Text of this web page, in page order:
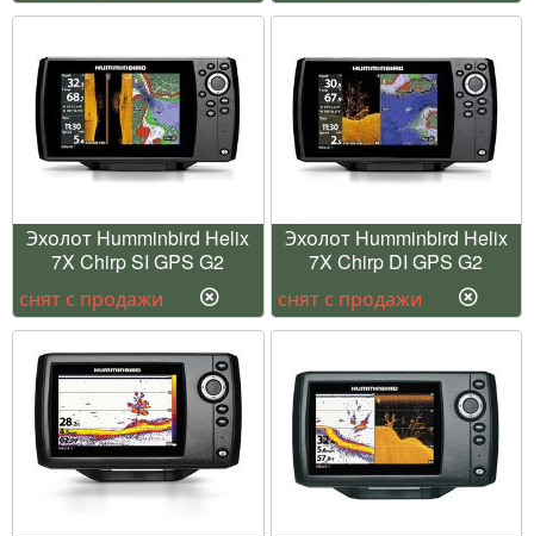
Эхолот Humminbird Helix
7X Chirp SI GPS G2
снят с продажи
Эхолот Humminbird Helix
7X Chirp DI GPS G2
снят с продажи